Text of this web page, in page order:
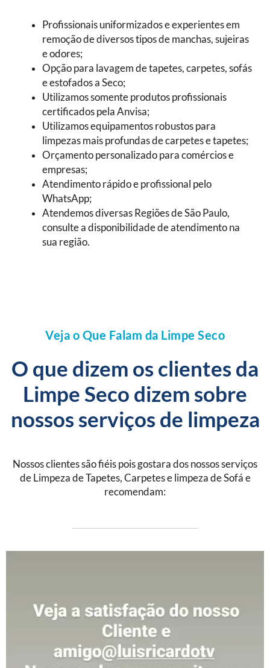
Profissionais uniformizados e experientes em
remoção de diversos tipos de manchas, sujeiras
e odores;
Opção para lavagem de tapetes, carpetes, sofás
e estofados a Seco;
Utilizamos somente produtos profissionais
certificados pela Anvisa;
Utilizamos equipamentos robustos para
limpezas mais profundas de carpetes e tapetes;
Orçamento personalizado para comércios e
empresas;
Atendimento rápido e profissional pelo
WhatsApp;
Atendemos diversas Regiões de São Paulo,
consulte a disponibilidade de atendimento na
sua região.
Veja o Que Falam da Limpe Seco
O que dizem os clientes da
Limpe Seco dizem sobre
nossos serviços de limpeza
Nossos clientes são fiéis pois gostara dos nossos serviços
de Limpeza de Tapetes, Carpetes e limpeza de Sofá e
recomendam: